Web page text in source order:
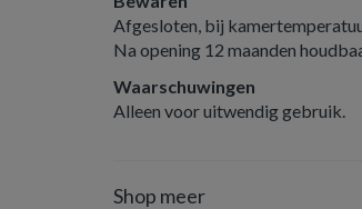
Afgesloten, bij
Na opening 12 maanden
Waarschuwingen
Alleen voor uitwendig gebruik.
Shop meer